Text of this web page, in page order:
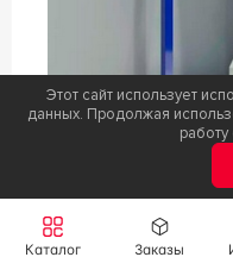
Каталог Заказы
Фабрика:
Цвета:
Этот сайт использует
данных. Продолжая